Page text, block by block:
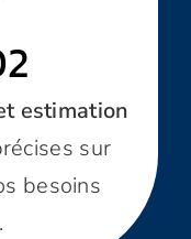
estimation
sur
besoins